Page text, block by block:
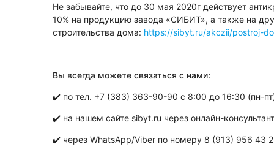
Не забывайте, что до 30 мая 2020г действует
10% на продукцию завода «СИБИТ», а также на
строительства дома: https://sibyt.ru/akczii/postroj-
Вы всегда можете связаться с нами:
✔️ по тел. +7 (383) 363-90-90 с 8:00 до 16:30 (пн-
✔️ на нашем сайте sibyt.ru через онлайн-
✔️ через WhatsApp/Viber по номеру 8 (913) 956 43